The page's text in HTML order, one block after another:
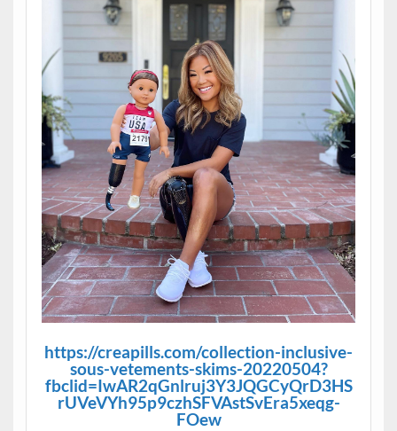
https://creapills.com/collection-inclusive-
sous-vetements-skims-20220504?
fbclid=IwAR2qGnlruj3Y3JQGCyQrD3HS
rUVeVYh95p9czhSFVAstSvEra5xeqg-
FOew